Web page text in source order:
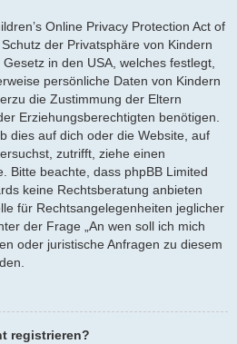
Online Privacy Protection Act of
der Privatsphäre von Kindern
in den USA, welches festlegt,
persönliche Daten von Kindern
die Zustimmung der Eltern
Erziehungsberechtigten benötigen.
dies auf dich oder die Website, auf
zutrifft, ziehe einen
Bitte beachte, dass phpBB Limited
keine Rechtsberatung anbieten
für Rechtsangelegenheiten jeglicher
der Frage „An wen soll ich mich
oder juristische Anfragen zu diesem
registrieren?